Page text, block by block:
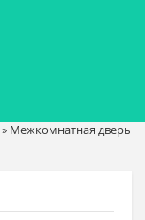
» Межкомнатная дверь